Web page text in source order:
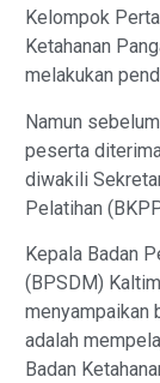
Kelompok
Ketahanan
melakukan
Namun
peserta
diwakili
Pelatihan
Kepala Badan
(BPSDM)
menyampaikan
adalah
Badan